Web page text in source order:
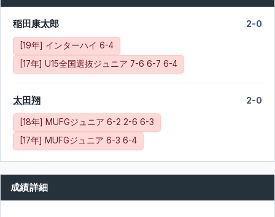
稲田康太郎 2-0
[19年] インターハイ 6-4
[17年] U15全国選抜ジュニア 7-6 6-7 6-4
太田翔 2-0
[18年] MUFGジュニア 6-2 2-6 6-3
[17年] MUFGジュニア 6-3 6-4
成績詳細